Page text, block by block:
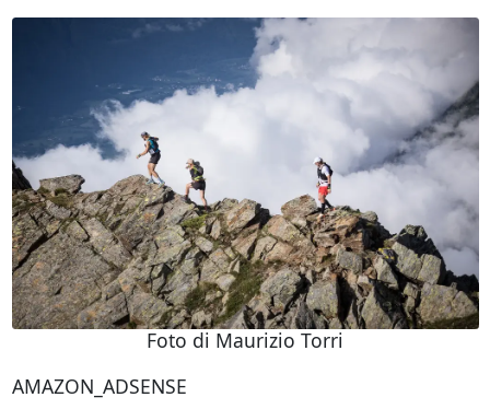
Foto di Maurizio Torri
AMAZON_ADSENSE